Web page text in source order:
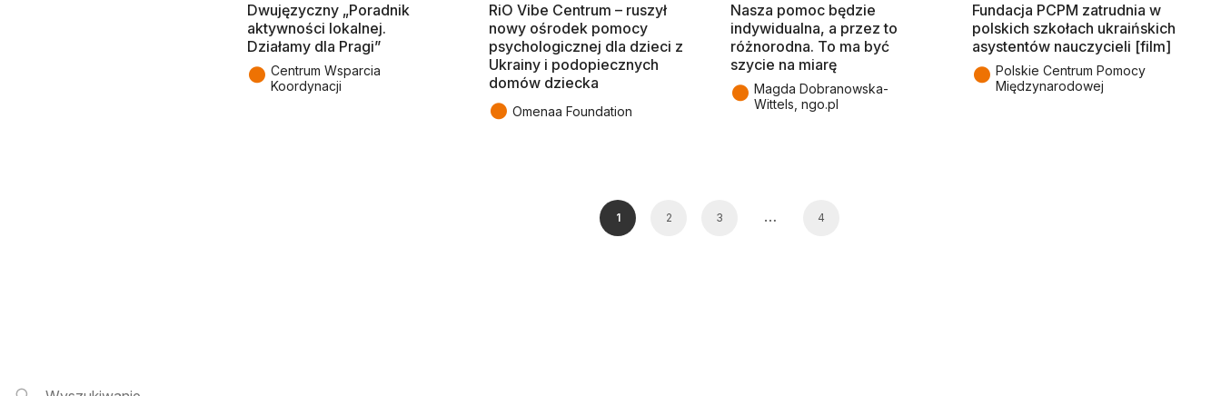
Dwujęzyczny „Poradnik
aktywności lokalnej.
Działamy dla Pragi”
● Centrum Wsparcia
Koordynacji
RiO Vibe Centrum – ruszył
nowy ośrodek pomocy
psychologicznej dla dzieci z
Ukrainy i podopiecznych
domów dziecka
● Omenaa Foundation
Nasza pomoc będzie
indywidualna, a przez to
różnorodna. To ma być
szycie na miarę
● Magda Dobranowska-
Wittels, ngo.pl
Fundacja PCPM zatrudnia w
polskich szkołach ukraińskich
asystentów nauczycieli [film]
● Polskie Centrum Pomocy
Międzynarodowej
1 2 3 … 4